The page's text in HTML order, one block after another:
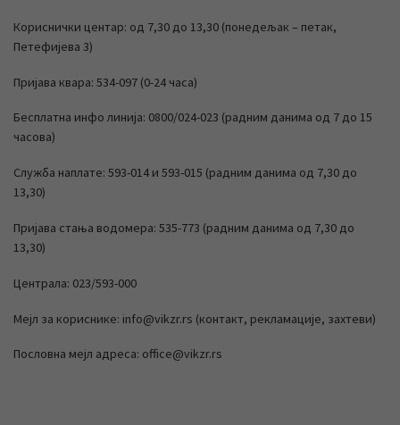
Кориснички центар: од 7,30 до 13,30 (понедељак – петак,
Петефијева 3)
Пријава квара: 534-097 (0-24 часа)
Бесплатна инфо линија: 0800/024-023 (радним данима од 7 до 15
часова)
Служба наплате: 593-014 и 593-015 (радним данима од 7,30 до
13,30)
Пријава стања водомера: 535-773 (радним данима од 7,30 до
13,30)
Централа: 023/593-000
Мејл за кориснике: info@vikzr.rs (контакт, рекламације, захтеви)
Пословна мејл адреса: office@vikzr.rs